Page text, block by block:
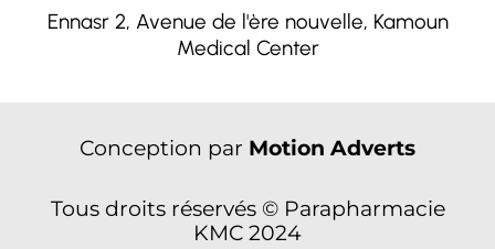
Ennasr 2, Avenue de l'ère nouvelle, Kamoun
Medical Center
Conception par Motion Adverts
Tous droits réservés © Parapharmacie
KMC 2024